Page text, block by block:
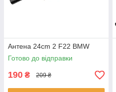
Антена 24cm 2 F22 BMW
Готово до відправки
190 ₴ 209 ₴